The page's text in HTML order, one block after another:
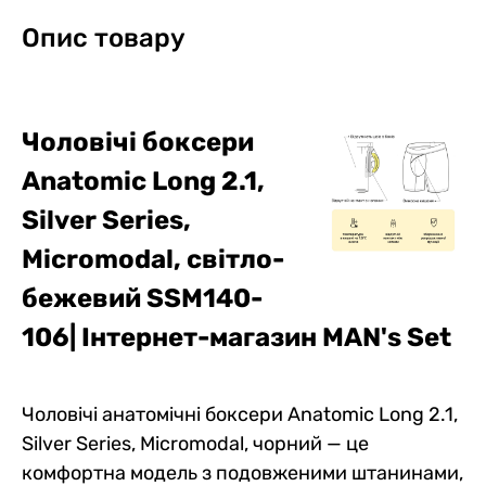
Опис товару
Чоловічі боксери
Anatomic Long 2.1,
Silver Series,
Micromodal, світло-
бежевий SSM140-
106 | Інтернет-магазин MAN's Set
Чоловічі анатомічні боксери Anatomic Long 2.1,
Silver Series, Micromodal, чорний — це
комфортна модель з подовженими штанинами,